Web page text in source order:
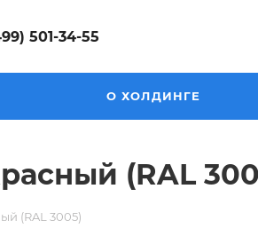
501-34-55
О ХОЛДИНГЕ
(RAL
(RAL 3005)